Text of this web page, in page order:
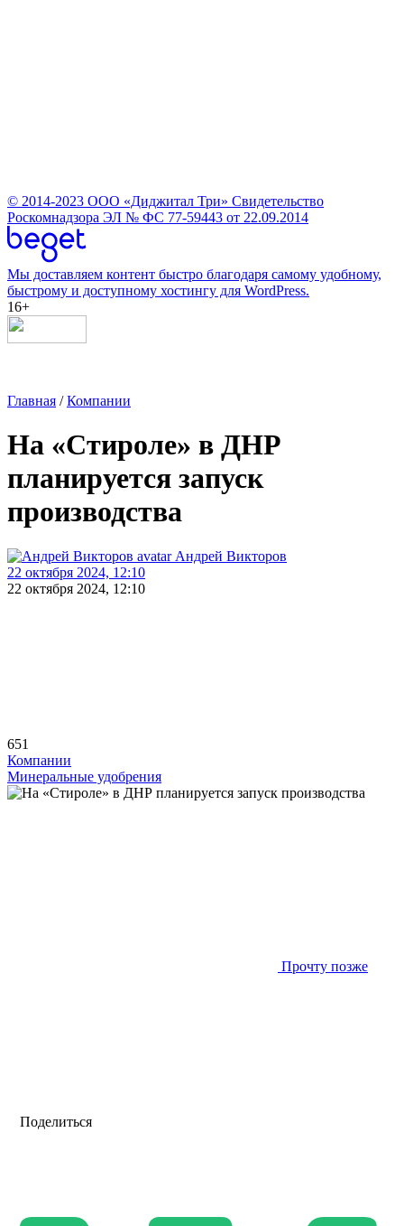
© 2014-2023 ООО «Диджитал Три» Свидетельство
Роскомнадзора ЭЛ № ФС 77-59443 от 22.09.2014
Мы доставляем контент быстро благодаря самому удобному,
быстрому и доступному хостингу для WordPress.
16+
Главная /Компании
На «Стироле» в ДНР
планируется запуск
производства
Андрей Викторов
22 октября 2024, 12:10
22 октября 2024, 12:10
651
Компании
Минеральные удобрения
Прочту позже
Поделиться